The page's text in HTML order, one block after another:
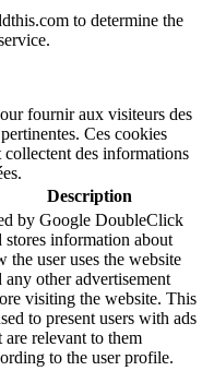
to determine the
fournir aux visiteurs des
Ces cookies
collectent des informations
Description
by Google DoubleClick
stores information about
the user uses the website
any other advertisement
visiting the website. This
to present users with ads
are relevant to them
to the user profile.